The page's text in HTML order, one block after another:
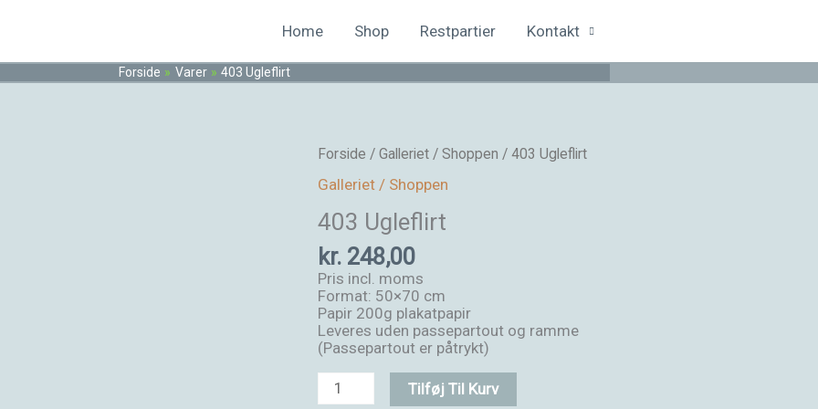
Home Shop Restpartier Kontakt
Forside Varer 403 Ugleflirt
Forside / Galleriet / Shoppen / 403 Ugleflirt
Galleriet / Shoppen
403 Ugleflirt
kr.248,00
Pris incl. moms
Format: 50×70 cm
Papir 200g plakatpapir
Leveres uden passepartout og ramme
(Passepartout er påtrykt)
403
antal
Tilføj Til Kurv